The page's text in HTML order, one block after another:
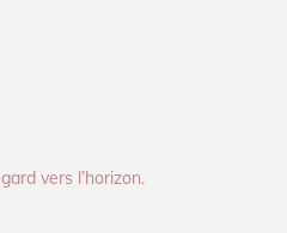
vers l’horizon.